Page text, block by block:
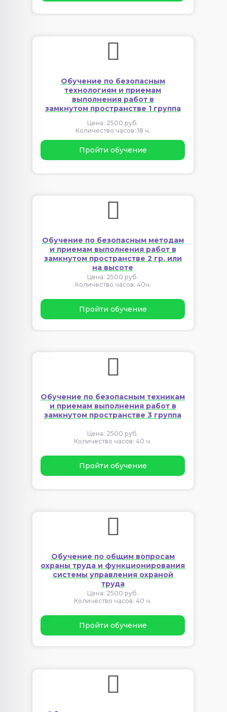
Обучение по безопасным
технологиям и приемам
выполнения работ в
замкнутом пространстве 1 группа
Цена: 2500 руб.
Количество часов: 18 ч.
Пройти обучение
Обучение по безопасным методам
и приемам выполнения работ в
замкнутом пространстве 2 гр. или
на высоте
Цена: 2500 руб.
Количество часов: 40ч.
Пройти обучение
Обучение по безопасным техникам
и приемам выполнения работ в
замкнутом пространстве 3 группа
Цена: 2500 руб.
Количество часов: 40 ч.
Пройти обучение
Обучение по общим вопросам
охраны труда и функционирования
системы управления охраной
труда
Цена: 2500 руб.
Количество часов: 40 ч.
Пройти обучение